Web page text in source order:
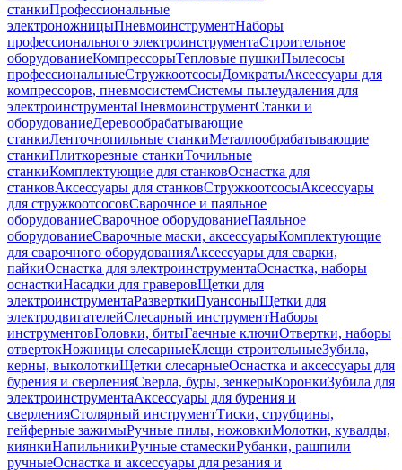
станкиПрофессиональные
электроножницыПневмоинструментНаборы
профессионального электроинструментаСтроительное
оборудованиеКомпрессорыТепловые пушкиПылесосы
профессиональныеСтружкоотсосыДомкратыАксессуары для
компрессоров, пневмосистемСистемы пылеудаления для
электроинструментаПневмоинструментСтанки и
оборудованиеДеревообрабатывающие
станкиЛенточнопильные станкиМеталлообрабатывающие
станкиПлиткорезные станкиТочильные
станкиКомплектующие для станковОснастка для
станковАксессуары для станковСтружкоотсосыАксессуары
для стружкоотсосовСварочное и паяльное
оборудованиеСварочное оборудованиеПаяльное
оборудованиеСварочные маски, аксессуарыКомплектующие
для сварочного оборудованияАксессуары для сварки,
пайкиОснастка для электроинструментаОснастка, наборы
оснасткиНасадки для граверовЩетки для
электроинструментаРазверткиПуансоныЩетки для
электродвигателейСлесарный инструментНаборы
инструментовГоловки, битыГаечные ключиОтвертки, наборы
отвертокНожницы слесарныеКлещи строительныеЗубила,
керны, выколоткиЩетки слесарныеОснастка и аксессуары для
бурения и сверленияСверла, буры, зенкерыКоронкиЗубила для
электроинструментаАксессуары для бурения и
сверленияСтолярный инструментТиски, струбцины,
гейферные зажимыРучные пилы, ножовкиМолотки, кувалды,
киянкиНапильникиРучные стамескиРубанки, рашпили
ручныеОснастка и аксессуары для резания и